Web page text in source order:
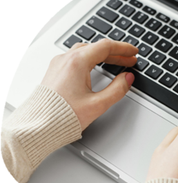
Zo gezegd zo gedaan. Een appje
plaatjes terug dan ze kon
envelopje binnen. Het leek wel
maakte ze een sprongetje van
zelfs al één team compleet. En
van topper N. De hoop stijgt dan
De EK koorts is dus weer